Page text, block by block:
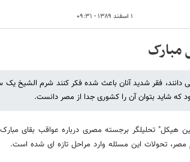
۱ اسفند ۱۳۸۹ - ۰۹:۳۱
مبارک
دانند، فقر شدید آنان باعث شده فکر کنند شرم الشیخ یک
شاید بتوان آن را کشوری جدا از مصر دانست.
تحلیلگر برجسته مصری درباره عواقب بقای
مصر، تحولات این مسئله وارد مراحل تازه ای شده است.